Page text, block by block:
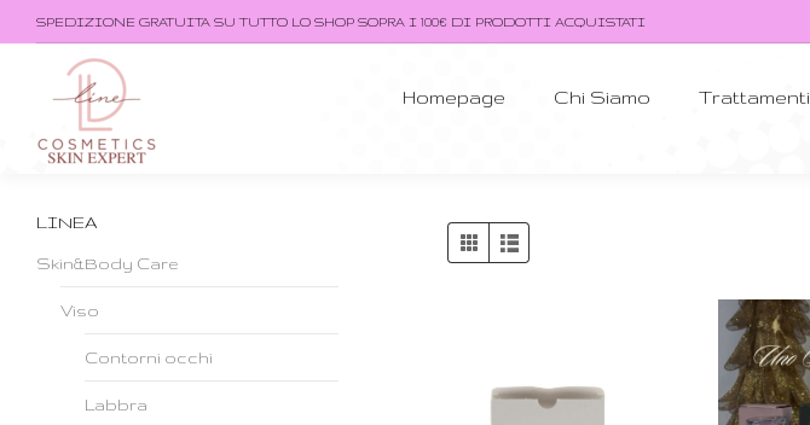
SPEDIZIONE GRATUITA SU TUTTO LO SHOP SOPRA I 100€ DI PRODOTTI ACQUISTATI
Homepage Chi Siamo Trattamenti
LINEA
Skin&Body Care
Viso
Contorni occhi
Labbra